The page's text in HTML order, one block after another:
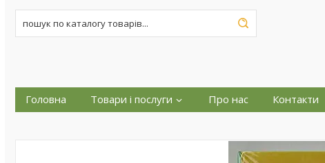
Головна Товари і послуги Про нас Контакти